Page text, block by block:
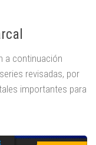
a continuación
revisadas, por
importantes para